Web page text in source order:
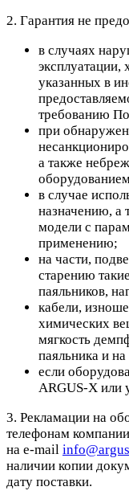
2. Гарантия не
в случаях
эксплуатации,
указанных в
требованию
при
а также
в случае
назначению, а
модели с
применению;
на части,
старению
паяльников,
кабели,
химических
мягкость
паяльника и
если
ARGUS-X или
3. Рекламации на
телефонам
на e-mail
наличии копии
дату поставки.